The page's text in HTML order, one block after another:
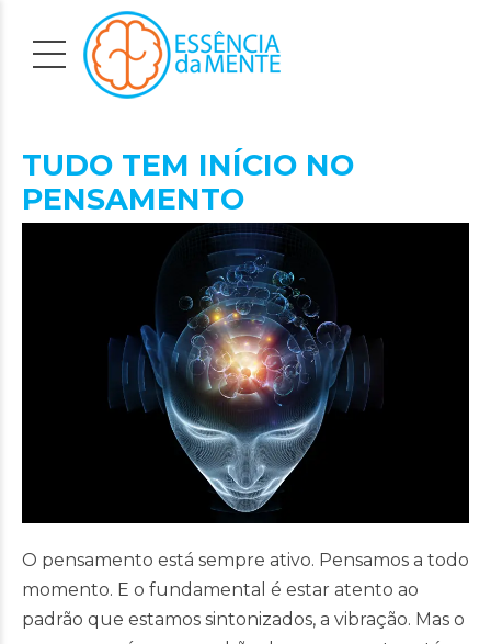
TUDO TEM INÍCIO NO
PENSAMENTO
O pensamento está sempre ativo. Pensamos a todo
momento. E o fundamental é estar atento ao
padrão que estamos sintonizados, a vibração. Mas o